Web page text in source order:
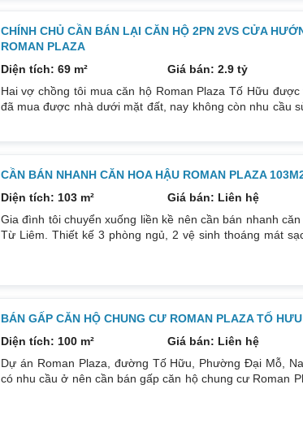
CHÍNH CHỦ CẦN BÁN LẠI CĂN HỘ 2PN 2VS CỬA
ROMAN PLAZA
Diện tích: 69 m²
Giá bán: 2.9 tỷ
Hai vợ chồng tôi mua căn hộ Roman Plaza Tố Hữu
đã mua được nhà dưới mặt đất, nay không còn nhu cầu
CẦN BÁN NHANH CĂN HOA HẬU ROMAN PLAZA
Diện tích: 103 m²
Giá bán: Liên hệ
Gia đình tôi chuyển xuống liền kề nên cần bán nhanh
Từ Liêm. Thiết kế 3 phòng ngủ, 2 vệ sinh thoáng mát
BÁN GẤP CĂN HỘ CHUNG CƯ ROMAN PLAZA TỐ
Diện tích: 100 m²
Giá bán: Liên hệ
Dự án Roman Plaza, đường Tố Hữu, Phường Đại Mỗ,
có nhu cầu ở nên cần bán gấp căn hộ chung cư Roman